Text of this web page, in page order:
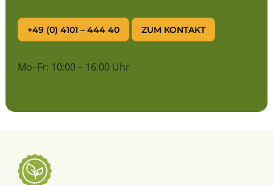
+49 (0) 4101 – 444 40 ZUM KONTAKT
Mo–Fr: 10:00 – 16:00 Uhr